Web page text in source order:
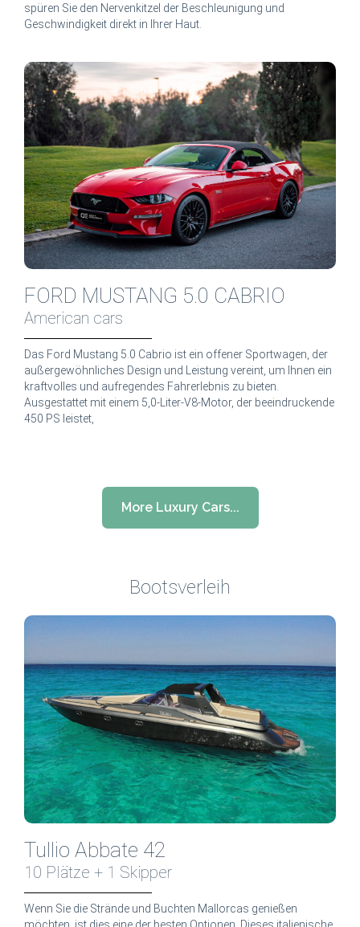
spüren Sie den Nervenkitzel der Beschleunigung und
Geschwindigkeit direkt in Ihrer Haut.
FORD MUSTANG 5.0 CABRIO
American cars
Das Ford Mustang 5.0 Cabrio ist ein offener Sportwagen, der
außergewöhnliches Design und Leistung vereint, um Ihnen ein
kraftvolles und aufregendes Fahrerlebnis zu bieten.
Ausgestattet mit einem 5,0-Liter-V8-Motor, der beeindruckende
450 PS leistet,
More Luxury Cars...
Bootsverleih
Tullio Abbate 42
10 Plätze + 1 Skipper
Wenn Sie die Strände und Buchten Mallorcas genießen